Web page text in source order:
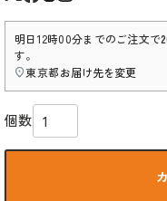
明日12時00分までのご注文で
す。
東京都お届け先を変更